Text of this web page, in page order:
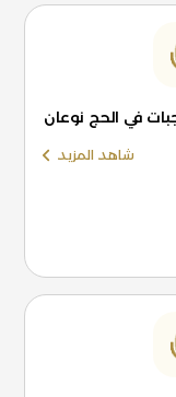
في الحج نوعان
شاهد المزيد